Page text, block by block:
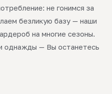
не гонимся за
безликую базу — наши
на многие сезоны.
однажды — Вы останетесь